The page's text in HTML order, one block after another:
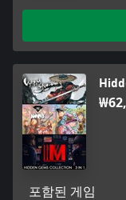
포함된 게임